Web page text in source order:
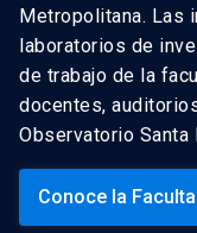
Metropolitana. Las
laboratorios de
de trabajo de la
docentes,
Observatorio Santa
Conoce la